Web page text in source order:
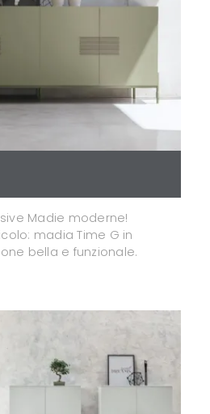
Madie moderne!
madia Time G in
bella e funzionale.